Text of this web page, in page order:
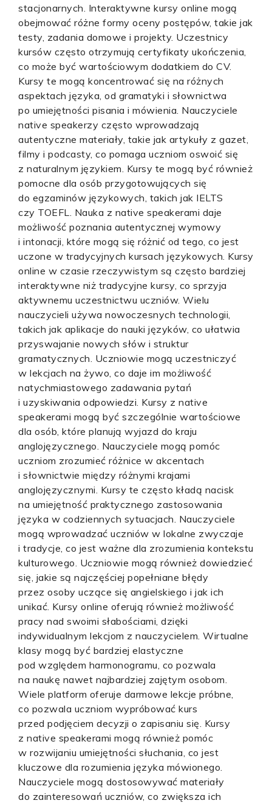
stacjonarnych. Interaktywne kursy online mogą
obejmować różne formy oceny postępów, takie jak
testy, zadania domowe i projekty. Uczestnicy
kursów często otrzymują certyfikaty ukończenia,
co może być wartościowym dodatkiem do CV.
Kursy te mogą koncentrować się na różnych
aspektach języka, od gramatyki i słownictwa
po umiejętności pisania i mówienia. Nauczyciele
native speakerzy często wprowadzają
autentyczne materiały, takie jak artykuły z gazet,
filmy i podcasty, co pomaga uczniom oswoić się
z naturalnym językiem. Kursy te mogą być również
pomocne dla osób przygotowujących się
do egzaminów językowych, takich jak IELTS
czy TOEFL. Nauka z native speakerami daje
możliwość poznania autentycznej wymowy
i intonacji, które mogą się różnić od tego, co jest
uczone w tradycyjnych kursach językowych. Kursy
online w czasie rzeczywistym są często bardziej
interaktywne niż tradycyjne kursy, co sprzyja
aktywnemu uczestnictwu uczniów. Wielu
nauczycieli używa nowoczesnych technologii,
takich jak aplikacje do nauki języków, co ułatwia
przyswajanie nowych słów i struktur
gramatycznych. Uczniowie mogą uczestniczyć
w lekcjach na żywo, co daje im możliwość
natychmiastowego zadawania pytań
i uzyskiwania odpowiedzi. Kursy z native
speakerami mogą być szczególnie wartościowe
dla osób, które planują wyjazd do kraju
anglojęzycznego. Nauczyciele mogą pomóc
uczniom zrozumieć różnice w akcentach
i słownictwie między różnymi krajami
anglojęzycznymi. Kursy te często kładą nacisk
na umiejętność praktycznego zastosowania
języka w codziennych sytuacjach. Nauczyciele
mogą wprowadzać uczniów w lokalne zwyczaje
i tradycje, co jest ważne dla zrozumienia kontekstu
kulturowego. Uczniowie mogą również dowiedzieć
się, jakie są najczęściej popełniane błędy
przez osoby uczące się angielskiego i jak ich
unikać. Kursy online oferują również możliwość
pracy nad swoimi słabościami, dzięki
indywidualnym lekcjom z nauczycielem. Wirtualne
klasy mogą być bardziej elastyczne
pod względem harmonogramu, co pozwala
na naukę nawet najbardziej zajętym osobom.
Wiele platform oferuje darmowe lekcje próbne,
co pozwala uczniom wypróbować kurs
przed podjęciem decyzji o zapisaniu się. Kursy
z native speakerami mogą również pomóc
w rozwijaniu umiejętności słuchania, co jest
kluczowe dla rozumienia języka mówionego.
Nauczyciele mogą dostosowywać materiały
do zainteresowań uczniów, co zwiększa ich